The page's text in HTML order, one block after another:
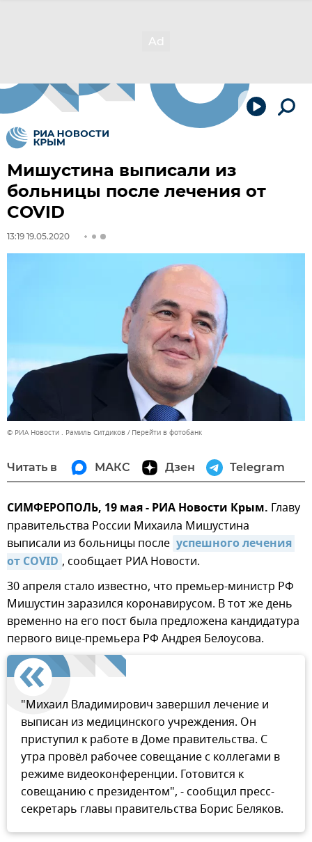
Мишустина выписали из
больницы после лечения от
COVID
13:19 19.05.2020
© РИА Новости . Рамиль Ситдиков Перейти в фотобанк
Читать в МАКС Дзен Telegram
СИМФЕРОПОЛЬ, 19 мая - РИА Новости Крым. Главу
правительства России Михаила Мишустина
выписали из больницы после успешного лечения
от COVID , сообщает РИА Новости.
30 апреля стало известно, что премьер-министр РФ
Мишустин заразился коронавирусом. В тот же день
временно на его пост была предложена кандидатура
первого вице-премьера РФ Андрея Белоусова.
"Михаил Владимирович завершил лечение и
выписан из медицинского учреждения. Он
приступил к работе в Доме правительства. С
утра провёл рабочее совещание с коллегами в
режиме видеоконференции. Готовится к
совещанию с президентом", - сообщил пресс-
секретарь главы правительства Борис Беляков.